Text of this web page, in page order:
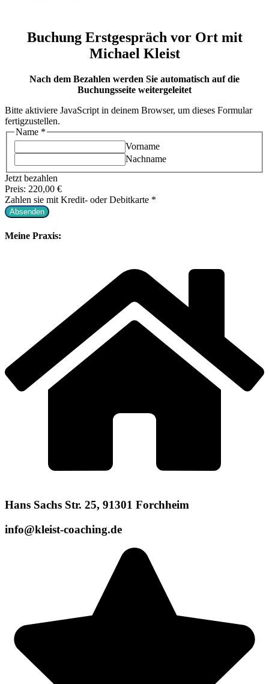
Buchung Erstgespräch vor Ort mit
Michael Kleist
Nach dem Bezahlen werden Sie automatisch auf die
Buchungsseite weitergeleitet
Bitte aktiviere JavaScript in deinem Browser, um dieses Formular
fertigzustellen.
Name *
Vorname
Nachname
Name
sie
mit
Jetzt bezahlen
Preis: 220,00 €
Zahlen sie mit Kredit- oder Debitkarte *
Absenden
Meine Praxis:
Hans Sachs Str. 25, 91301 Forchheim
info@kleist-coaching.de